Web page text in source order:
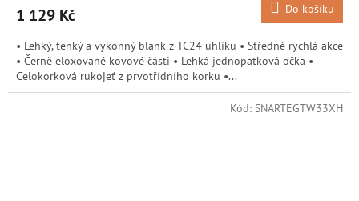
1 129 Kč Do košíku
• Lehký, tenký a výkonný blank z TC24 uhlíku • Středně rychlá akce
• Černě eloxované kovové části • Lehká jednopatková očka •
Celokorková rukojeť z prvotřídního korku •...
Kód: SNARTEGTW33XH